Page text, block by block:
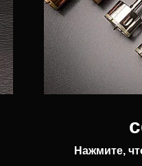
Нажмите,